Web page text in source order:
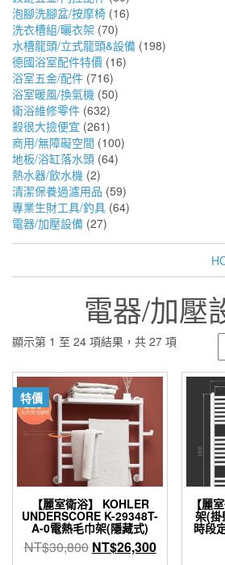
泡腳洗腳盆/按摩椅 (16)
洗衣槽組/曬衣架 (70)
水槽龍頭/立式龍頭&設備 (198)
德國浴室配件特價 (16)
浴室五金/配件 (716)
浴室暖風/換氣機 (50)
衛浴維修零件 (632)
殺很大撿便宜 (261)
商用/無障礙空間 (100)
地板/浴缸落水頭 (64)
熱水器/飲水機 (2)
清潔保養過濾用品 (59)
專業生財工具/釣具 (64)
電器/加壓設備 (27)
電器/加壓
顯示第 1 至 24 項結果，共 27 項
特價
【麗室衛浴】 KOHLER
UNDERSCORE K-29348T-
A-0電熱毛巾架(隱藏式)
NT$30,800 原
NT$26,300目
【麗
架(掛
時段